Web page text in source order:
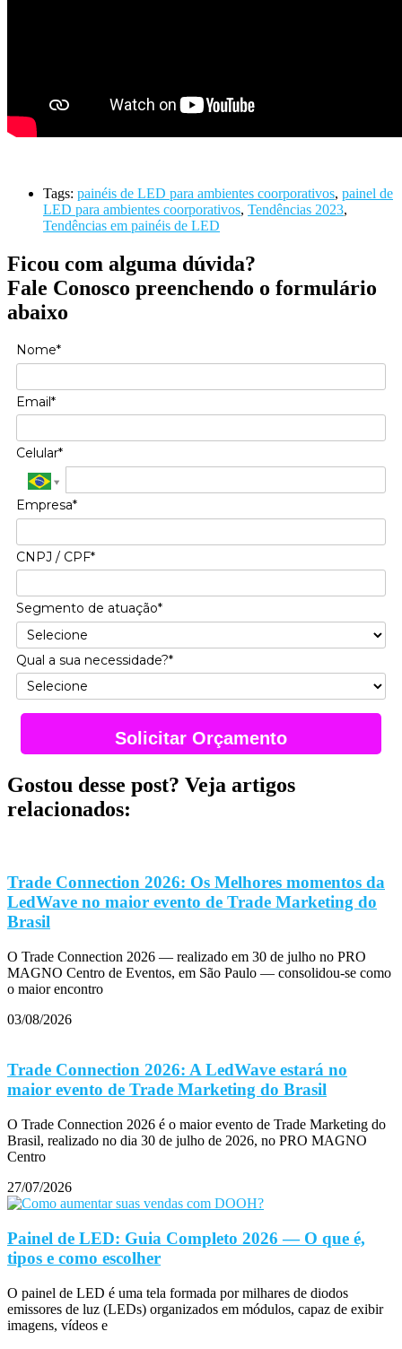
Tags: painéis de LED para ambientes coorporativos, painel de
LED para ambientes coorporativos, Tendências 2023,
Tendências em painéis de LED
Ficou com alguma dúvida?
Fale Conosco preenchendo o formulário
abaixo
Nome*
Email*
Celular*
Empresa*
CNPJ / CPF*
Segmento de atuação*
Qual a sua necessidade?*
Solicitar Orçamento
Gostou desse post? Veja artigos
relacionados:
Trade Connection 2026: Os Melhores momentos da
LedWave no maior evento de Trade Marketing do
Brasil
O Trade Connection 2026 — realizado em 30 de julho no PRO
MAGNO Centro de Eventos, em São Paulo — consolidou-se como
o maior encontro
03/08/2026
Trade Connection 2026: A LedWave estará no
maior evento de Trade Marketing do Brasil
O Trade Connection 2026 é o maior evento de Trade Marketing do
Brasil, realizado no dia 30 de julho de 2026, no PRO MAGNO
Centro
27/07/2026
Painel de LED: Guia Completo 2026 — O que é,
tipos e como escolher
O painel de LED é uma tela formada por milhares de diodos
emissores de luz (LEDs) organizados em módulos, capaz de exibir
imagens, vídeos e